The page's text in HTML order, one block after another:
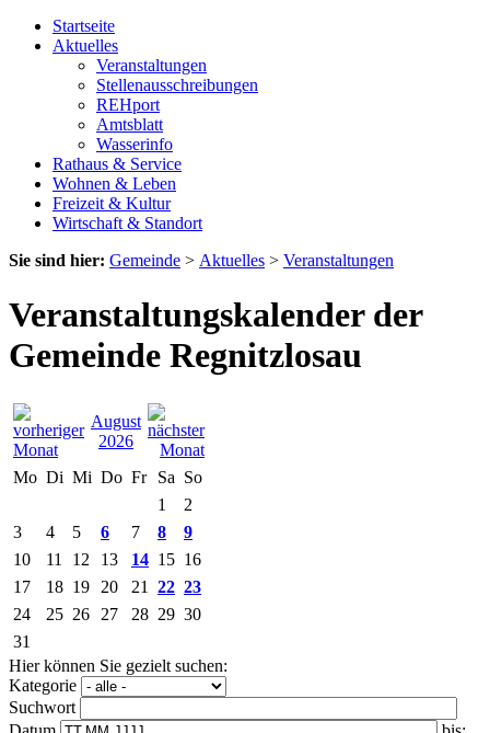
Startseite
Aktuelles
Veranstaltungen
Stellenausschreibungen
REHport
Amtsblatt
Wasserinfo
Rathaus & Service
Wohnen & Leben
Freizeit & Kultur
Wirtschaft & Standort
Sie sind hier: Gemeinde > Aktuelles > Veranstaltungen
Veranstaltungskalender der
Gemeinde Regnitzlosau
August
2026
Mo Di Mi Do Fr Sa So
1
2
3
4 5 6 7 8
9
10
11 12 13 14 15 16
17
18 19 20 21 22 23
24
25 26 27 28 29 30
31
Hier können Sie gezielt suchen:
Kategorie
Suchwort